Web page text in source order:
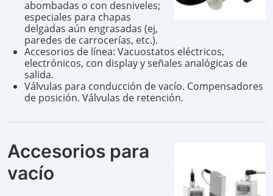
abombadas o con desniveles;
especiales para chapas
delgadas aún engrasadas (ej,
paredes de carrocerías, etc.).
Accesorios de línea: Vacuostatos eléctricos,
electrónicos, con display y señales analógicas de
salida.
Válvulas para conducción de vacío. Compensadores
de posición. Válvulas de retención.
Accesorios para
vacío